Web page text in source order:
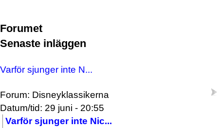
Forumet
Senaste inläggen
Varför sjunger inte N...
Forum: Disneyklassikerna
Datum/tid: 29 juni - 20:55
Varför sjunger inte Nic...